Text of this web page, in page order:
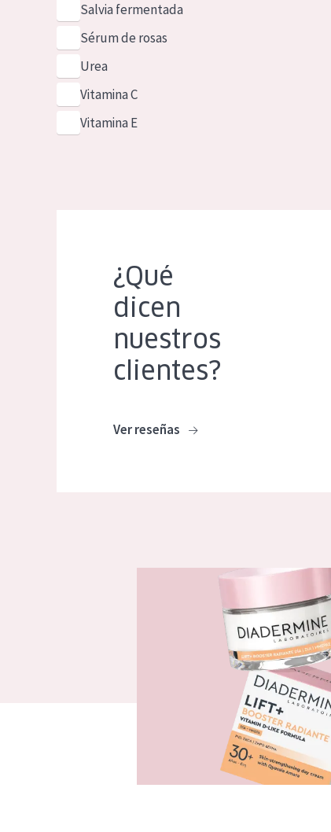
Salvia fermentada
Sérum de rosas
Urea
Vitamina C
Vitamina E
¿Qué
dicen
nuestros
clientes?
Ver reseñas